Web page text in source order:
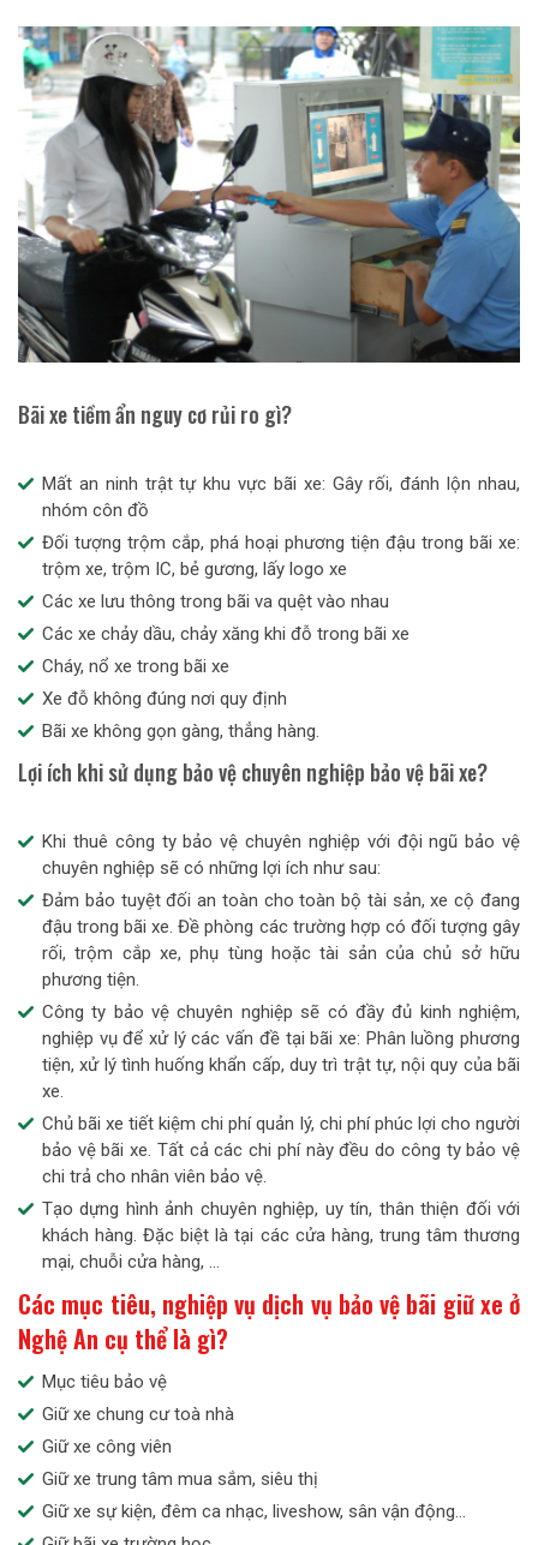
Bãi xe tiềm ẩn nguy cơ rủi ro gì?
Mất an ninh trật tự khu vực bãi xe: Gây rối, đánh lộn nhau,
nhóm côn đồ
Đối tượng trộm cắp, phá hoại phương tiện đậu trong bãi xe:
trộm xe, trộm IC, bẻ gương, lấy logo xe
Các xe lưu thông trong bãi va quệt vào nhau
Các xe chảy dầu, chảy xăng khi đỗ trong bãi xe
Cháy, nổ xe trong bãi xe
Xe đỗ không đúng nơi quy định
Bãi xe không gọn gàng, thẳng hàng.
Lợi ích khi sử dụng bảo vệ chuyên nghiệp bảo vệ bãi xe?
Khi thuê công ty bảo vệ chuyên nghiệp với đội ngũ bảo vệ
chuyên nghiệp sẽ có những lợi ích như sau:
Đảm bảo tuyệt đối an toàn cho toàn bộ tài sản, xe cộ đang
đậu trong bãi xe. Đề phòng các trường hợp có đối tượng gây
rối, trộm cắp xe, phụ tùng hoặc tài sản của chủ sở hữu
phương tiện.
Công ty bảo vệ chuyên nghiệp sẽ có đầy đủ kinh nghiệm,
nghiệp vụ để xử lý các vấn đề tại bãi xe: Phân luồng phương
tiện, xử lý tình huống khẩn cấp, duy trì trật tự, nội quy của bãi
xe.
Chủ bãi xe tiết kiệm chi phí quản lý, chi phí phúc lợi cho người
bảo vệ bãi xe. Tất cả các chi phí này đều do công ty bảo vệ
chi trả cho nhân viên bảo vệ.
Tạo dựng hình ảnh chuyên nghiệp, uy tín, thân thiện đối với
khách hàng. Đặc biệt là tại các cửa hàng, trung tâm thương
mại, chuỗi cửa hàng, …
Các mục tiêu, nghiệp vụ dịch vụ bảo vệ bãi giữ xe ở
Nghệ An cụ thể là gì?
Mục tiêu bảo vệ
Giữ xe chung cư toà nhà
Giữ xe công viên
Giữ xe trung tâm mua sắm, siêu thị
Giữ xe sự kiện, đêm ca nhạc, liveshow, sân vận động…